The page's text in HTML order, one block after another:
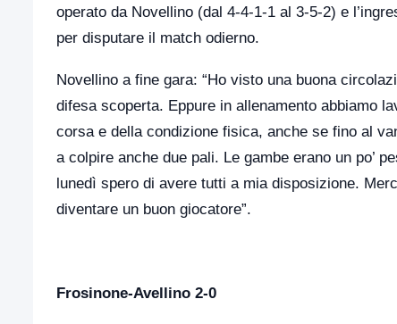
operato da Novellino (dal 4-4-1-1 al 3-5-2) e
per disputare il match odierno.
Novellino a fine gara: “Ho visto una buona
difesa scoperta. Eppure in allenamento abbiamo
corsa e della condizione fisica, anche se fino al
a colpire anche due pali. Le gambe erano un po’
lunedì spero di avere tutti a mia disposizione.
diventare un buon giocatore”.
Frosinone-Avellino 2-0